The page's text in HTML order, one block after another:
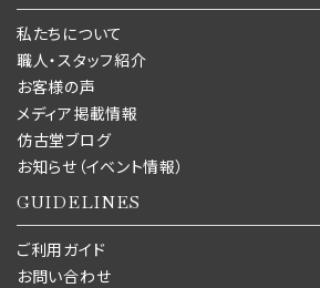
私たちについて
職人・スタッフ紹介
お客様の声
メディア掲載情報
仿古堂ブログ
お知らせ（イベント情報）
GUIDELINES
ご利用ガイド
お問い合わせ